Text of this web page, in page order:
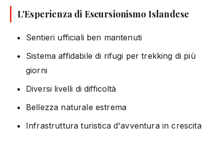
L'Esperienza di Escursionismo Islandese
Sentieri ufficiali ben mantenuti
Sistema affidabile di rifugi per trekking di più
giorni
Diversi livelli di difficoltà
Bellezza naturale estrema
Infrastruttura turistica d'avventura in crescita